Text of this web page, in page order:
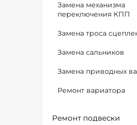
Замена механизма
переключения КПП
Замена троса
Замена сальников
Замена приводных
Ремонт вариатора
Ремонт подвески